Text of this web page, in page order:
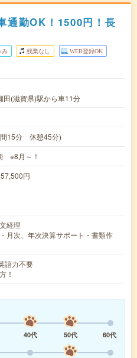
通勤OK！1500円！長
み 残業なし WEB登録OK
田(滋賀県)駅から車11分
15分 休憩45分)
※8月～！
円
経理
月次、年次決算サポート・書類作
語力不要
！
40代 50代
60代